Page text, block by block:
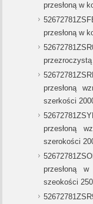
przesłoną w
przesłoną w
przesłoną
szerkości
przesłoną
szerokości
przesłoną
szeokości